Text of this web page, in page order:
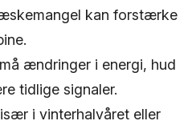
kan forstærke
ændringer i energi, hud
tidlige signaler.
i vinterhalvåret eller